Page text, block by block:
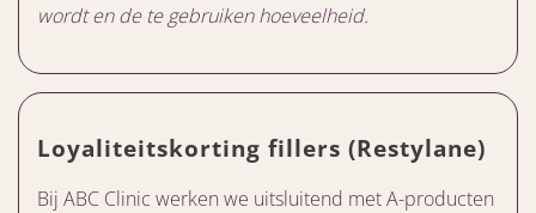
wordt en de te gebruiken hoeveelheid.
Loyaliteitskorting fillers (Restylane)
Bij ABC Clinic werken we uitsluitend met A-producten